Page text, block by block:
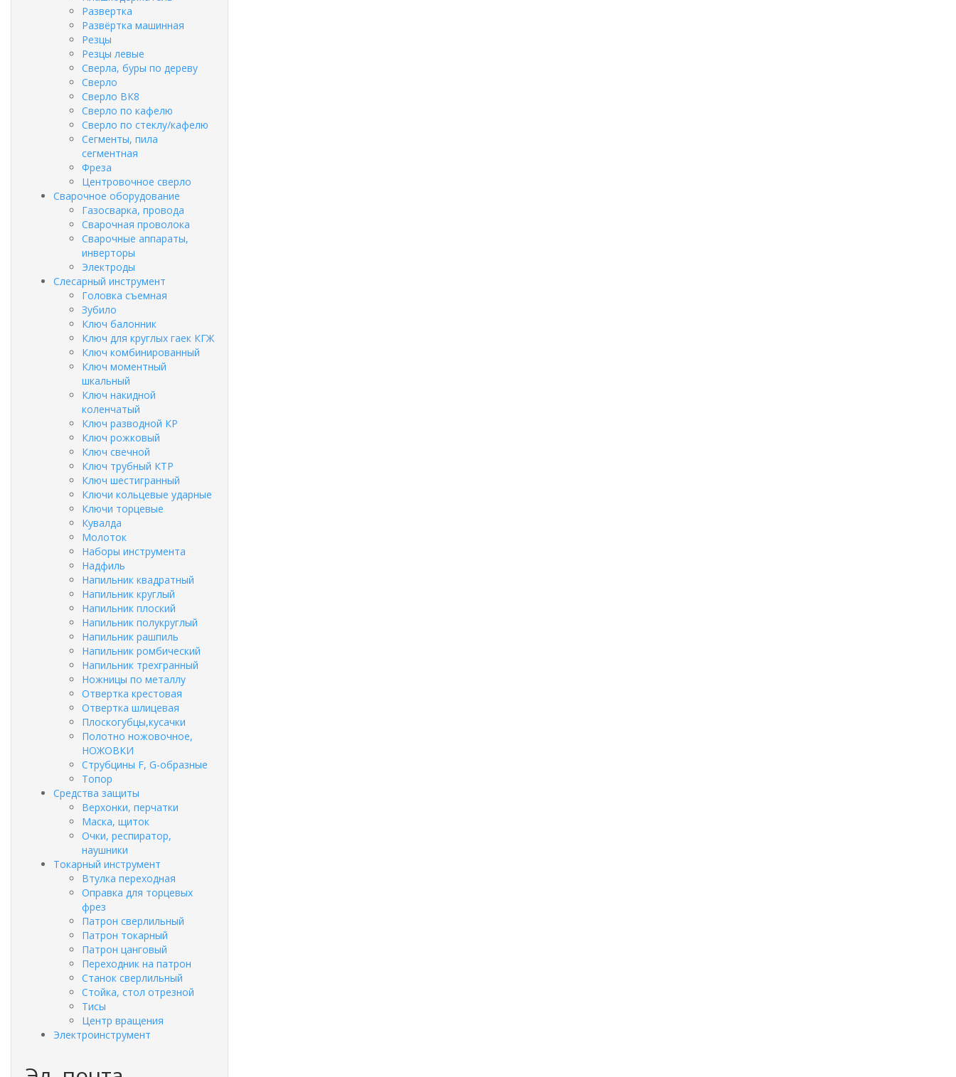
Развертка
Развёртка машинная
Резцы
Резцы левые
Сверла, буры по дереву
Сверло
Сверло ВК8
Сверло по кафелю
Сверло по стеклу/кафелю
Сегменты, пила
сегментная
Фреза
Центровочное сверло
Сварочное оборудование
Газосварка, провода
Сварочная проволока
Сварочные аппараты,
инверторы
Электроды
Слесарный инструмент
Головка съемная
Зубило
Ключ балонник
Ключ для круглых гаек КГЖ
Ключ комбинированный
Ключ моментный
шкальный
Ключ накидной
коленчатый
Ключ разводной КР
Ключ рожковый
Ключ свечной
Ключ трубный КТР
Ключ шестигранный
Ключи кольцевые ударные
Ключи торцевые
Кувалда
Молоток
Наборы инструмента
Надфиль
Напильник квадратный
Напильник круглый
Напильник плоский
Напильник полукруглый
Напильник рашпиль
Напильник ромбический
Напильник трехгранный
Ножницы по металлу
Отвертка крестовая
Отвертка шлицевая
Плоскогубцы,кусачки
Полотно ножовочное,
НОЖОВКИ
Струбцины F, G-образные
Топор
Средства защиты
Верхонки, перчатки
Маска, щиток
Очки, респиратор,
наушники
Токарный инструмент
Втулка переходная
Оправка для торцевых
фрез
Патрон сверлильный
Патрон токарный
Патрон цанговый
Переходник на патрон
Станок сверлильный
Стойка, стол отрезной
Тисы
Центр вращения
Электроинструмент